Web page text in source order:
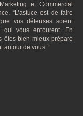
et Commercial
“L’astuce est de faire
vos défenses soient
qui vous entourent. En
êtes bien mieux préparé
autour de vous. ”